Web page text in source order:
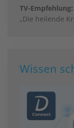
TV-Empfehlung:
„Die heilende
Wissen